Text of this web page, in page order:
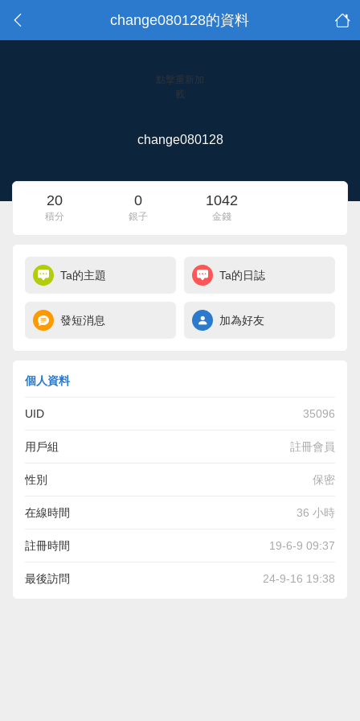
change080128的資料
點擊重新加
載
change080128
20
積分
0
銀子
1042
金錢
Ta的主題 Ta的日誌
發短消息 加為好友
個人資料
UID 35096
用戶組 註冊會員
性別 保密
在線時間 36 小時
註冊時間 19-6-9 09:37
最後訪問 24-9-16 19:38